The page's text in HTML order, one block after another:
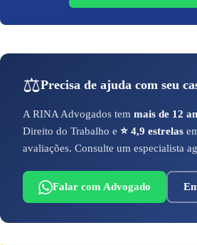
⚖️Precisa de ajuda com seu
A RINA Advogados tem mais de 12
Direito do Trabalho e ⭐ 4,9 estrelas
avaliações. Consulte um especialista
Falar com Advogado